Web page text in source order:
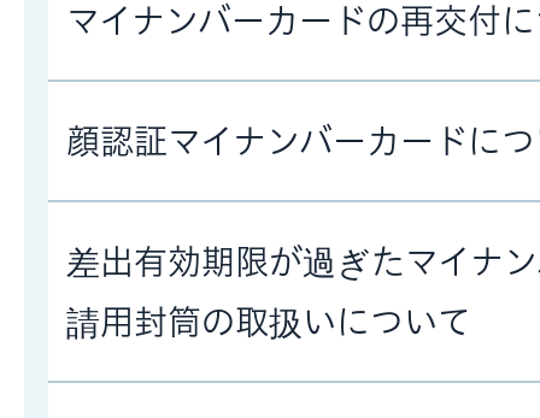
マイナンバーカードの再交付
顔認証マイナンバーカードに
差出有効期限が過ぎたマイナ
請用封筒の取扱いについて